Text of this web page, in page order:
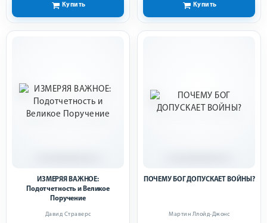
Купить Купить
ИЗМЕРЯЯ ВАЖНОЕ:
Подотчетность и Великое
Поручение
Давид Страверс
ПОЧЕМУ БОГ ДОПУСКАЕТ ВОЙНЫ?
Мартин Ллойд-Джонс